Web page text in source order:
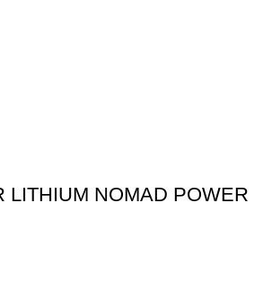
LITHIUM NOMAD POWER